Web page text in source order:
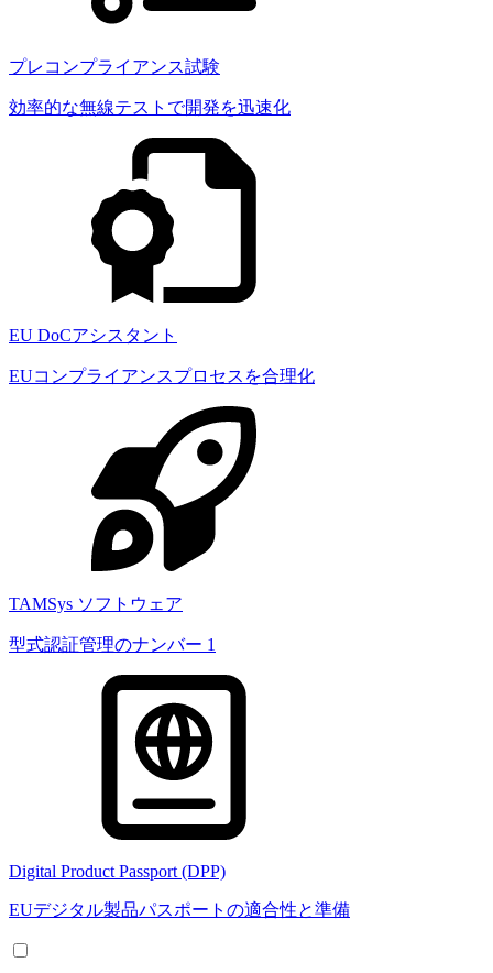
プレコンプライアンス試験
効率的な無線テストで開発を迅速化
EU DoCアシスタント
EUコンプライアンスプロセスを合理化
TAMSys ソフトウェア
型式認証管理のナンバー 1
Digital Product Passport (DPP)
EUデジタル製品パスポートの適合性と準備